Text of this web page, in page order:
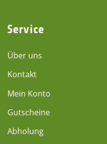
Service
Über uns
Kontakt
Mein Konto
Gutscheine
Abholung